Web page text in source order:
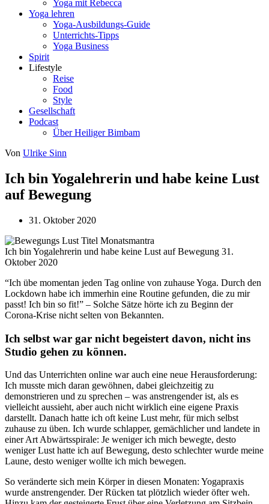
Yoga mit Rebecca
Yoga lehren
Yoga-Ausbildungs-Guide
Unterrichts-Tipps
Yoga Business
Spirit
Lifestyle
Reise
Food
Style
Gesellschaft
Podcast
Über Heiliger Bimbam
Von Ulrike Sinn
Ich bin Yogalehrerin und habe keine Lust
auf Bewegung
31. Oktober 2020
Ich bin Yogalehrerin und habe keine Lust auf Bewegung 31.
Oktober 2020
“Ich übe momentan jeden Tag online von zuhause Yoga. Durch den
Lockdown habe ich immerhin eine Routine gefunden, die zu mir
passt! Ich bin so fit!” – Solche Sätze hörte ich zu Beginn der
Corona-Krise nicht selten von Bekannten.
Ich selbst war gar nicht begeistert davon, nicht ins
Studio gehen zu können.
Und das Unterrichten online war auch eine neue Herausforderung:
Ich musste mich daran gewöhnen, dabei gleichzeitig zu
demonstrieren und zu sprechen – was anstrengender ist, als es
vielleicht aussieht, aber auch nicht wirklich eine eigene Praxis
darstellt. Danach hatte ich oft keine Lust mehr, für mich selbst
zuhause zu üben. Ich wurde schlapper, gemächlicher und landete in
einer Art Abwärtsspirale: Je weniger ich mich bewegte, desto
weniger Lust hatte ich auf Bewegung, desto schlechter wurde meine
Laune, desto weniger wollte ich mich bewegen.
So veränderte sich mein Körper in diesen Monaten: Yogapraxis
wurde anstrengender. Der Rücken tat plötzlich wieder öfter weh.